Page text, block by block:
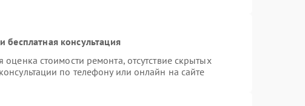
бесплатная консультация
стоимости ремонта, отсутствие скрытых
по телефону или онлайн на сайте